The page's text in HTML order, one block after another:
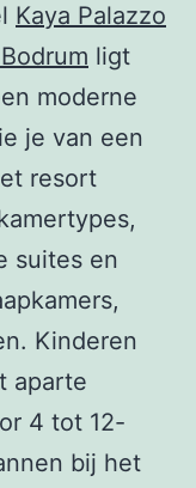
Kaya Palazzo
ligt
moderne
je van een
resort
suites en
Kinderen
aparte
4 tot 12-
bij het